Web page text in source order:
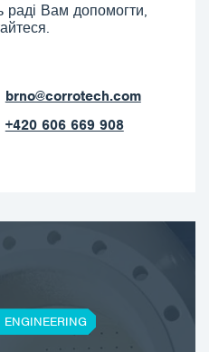
раді Вам допомогти,
brno@corrotech.com
+420 606 669 908
ENGINEERING